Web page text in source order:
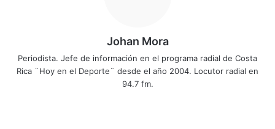
Johan Mora
Periodista. Jefe de información en el programa radial de Costa
Rica ¨Hoy en el Deporte¨ desde el año 2004. Locutor radial en
94.7 fm.